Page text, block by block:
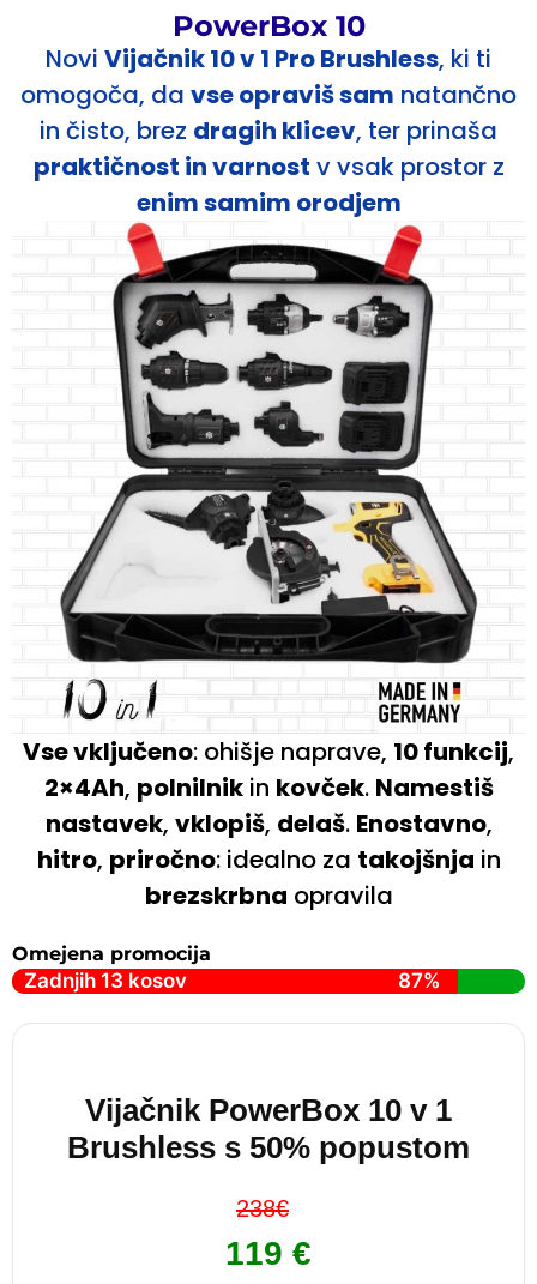
PowerBox 10
Novi Vijačnik 10 v 1 Pro Brushless, ki ti
omogoča, da vse opraviš sam natančno
in čisto, brez dragih klicev, ter prinaša
praktičnost in varnost v vsak prostor z
enim samim orodjem
Vse vključeno: ohišje naprave, 10 funkcij,
2×4Ah, polnilnikin kovček. Namestiš
nastavek, vklopiš, delaš. Enostavno,
hitro, priročno: idealno za takojšnja in
brezskrbna opravila
Omejena promocija
Zadnjih 13 kosov 87%
Vijačnik PowerBox 10 v 1
Brushless s 50% popustom
238€
119 €